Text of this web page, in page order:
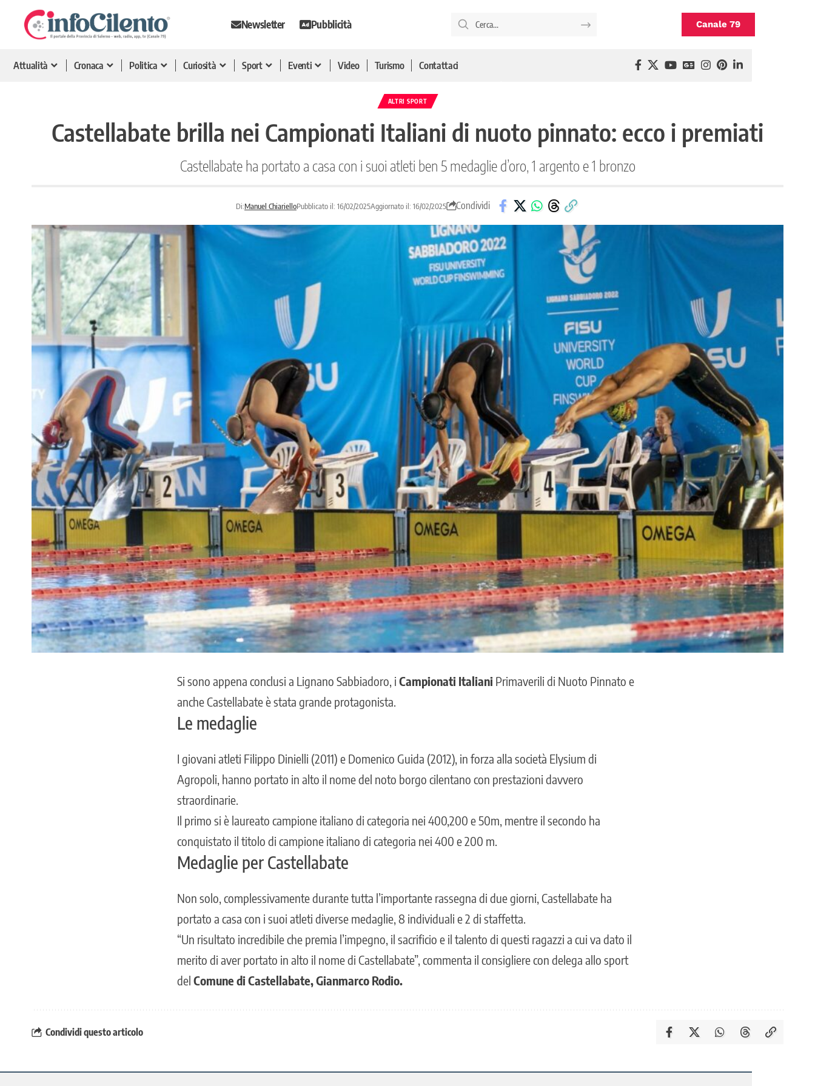
Newsletter Pubblicità Canale 79
Attualità Cronaca Politica Curiosità Sport Eventi Video Turismo Contattaci
ALTRI SPORT
Castellabate brilla nei Campionati Italiani di nuoto pinnato: ecco i premiati
Castellabate ha portato a casa con i suoi atleti ben 5 medaglie d’oro, 1 argento e 1 bronzo
Di:Manuel ChiarielloPubblicato il: 16/02/2025Aggiornato il: 16/02/2025 Condividi
Si sono appena conclusi a Lignano Sabbiadoro, i Campionati Italiani Primaverili di Nuoto Pinnato e
ancheCastellabateè stata grande protagonista.
Le medaglie
I giovani atleti Filippo Dinielli (2011) e Domenico Guida (2012), in forza alla società Elysium di
Agropoli, hanno portato in alto il nome del noto borgo cilentano con prestazioni davvero
straordinarie.
Il primo si è laureato campione italiano di categoria nei 400,200 e 50m, mentre il secondo ha
conquistato il titolo di campione italiano di categoria nei 400 e 200 m.
Medaglie per Castellabate
Non solo, complessivamente durante tutta l’importante rassegna di due giorni, Castellabate ha
portato a casa con i suoi atleti diverse medaglie, 8 individuali e 2 di staffetta.
“Un risultato incredibile che premia l’impegno, il sacrificio e il talento di questi ragazzi a cui va dato il
merito di aver portato in alto il nome di Castellabate”, commenta il consigliere con delega allo sport
del Comune di Castellabate, Gianmarco Rodio.
Condividi questo articolo